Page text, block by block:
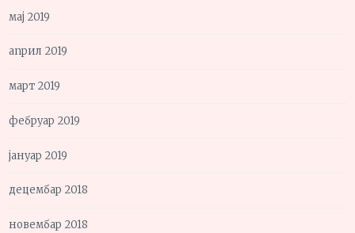
мај 2019
април 2019
март 2019
фебруар 2019
јануар 2019
децембар 2018
новембар 2018